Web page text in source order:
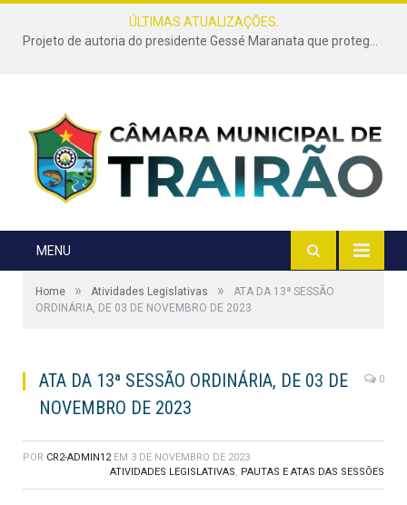
ÚLTIMAS ATUALIZAÇÕES:
Projeto de autoria do presidente Gessé Maranata que protege as estradas vicinais de Trairão é transformado em lei
MENU
Home » Atividades Legislativas »
ATA DA 13ª SESSÃO
ORDINÁRIA, DE 03 DE NOVEMBRO DE 2023
ATA DA 13ª SESSÃO ORDINÁRIA, DE 03 DE
NOVEMBRO DE 2023
0
POR CR2-ADMIN12 EM 3 DE NOVEMBRO DE 2023
ATIVIDADES LEGISLATIVAS, PAUTAS E ATAS DAS SESSÕES